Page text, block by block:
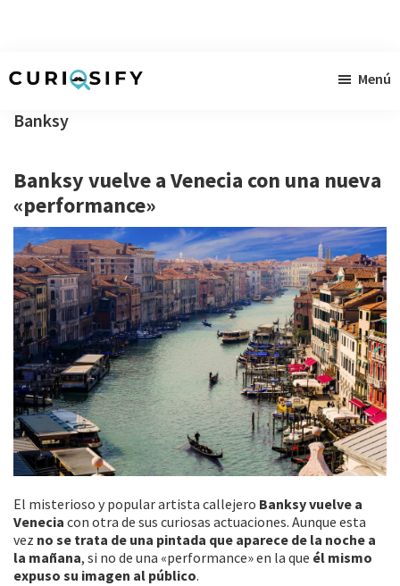
contenido
primaria
pie
singulares
raudales
Menú
Banksy
Banksy vuelve a Venecia con una nueva
«performance»
El misterioso y popularartista callejero Banksy vuelve a
Venecia con otra de sus curiosas actuaciones. Aunque esta
vez no se trata de una pintada que aparece de la noche a
la mañana, si no de una «performance» en la que él mismo
expuso su imagen al público.